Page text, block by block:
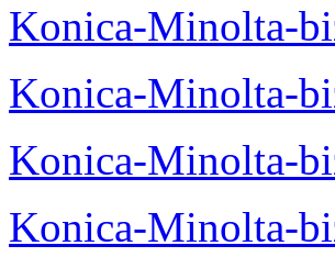
Konica-Minolta-
Konica-Minolta-
Konica-Minolta-
Konica-Minolta-